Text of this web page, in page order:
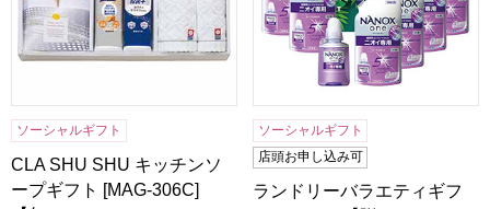
ソーシャルギフト
CLA SHU SHU キッチンソ
ープギフト [MAG-306C]
ソーシャルギフト
店頭お申し込み可
ランドリーバラエティギフ